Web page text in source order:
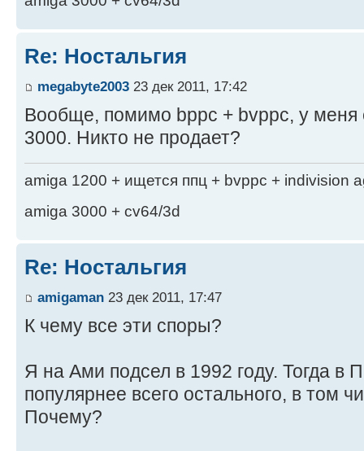
Re: Ностальгия
megabyte2003 23 дек 2011, 17:42
Вообще, помимо bppc + bvppc, у меня
3000. Никто не продает?
amiga 1200 + ищется ппц + bvppc + indivision
amiga 3000 + cv64/3d
Re: Ностальгия
amigaman 23 дек 2011, 17:47
К чему все эти споры?
Я на Ами подсел в 1992 году. Тогда в
популярнее всего остального, в том
Почему?